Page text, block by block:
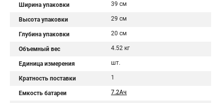
Ширина упаковки 39 см
Высота упаковки 29 см
Глубина упаковки 20 см
Объемный вес 4.52 кг
Единица измерения шт.
Кратность поставки 1
Емкость батареи 7.2Aч